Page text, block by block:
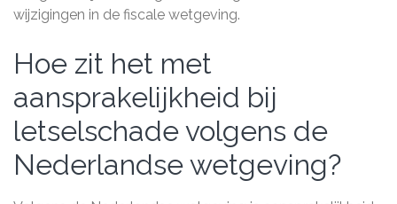
wijzigingen in de fiscale wetgeving.
Hoe zit het met
aansprakelijkheid bij
letselschade volgens de
Nederlandse wetgeving?